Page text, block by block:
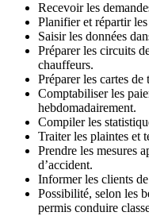
Recevoir les
Planifier et répartir
Saisir les données
Préparer les circuits
chauffeurs.
Préparer les cartes
Comptabiliser les
hebdomadairement.
Compiler les
Traiter les plaintes et
Prendre les mesures
d’accident.
Informer les clients
Possibilité, selon les
permis conduire